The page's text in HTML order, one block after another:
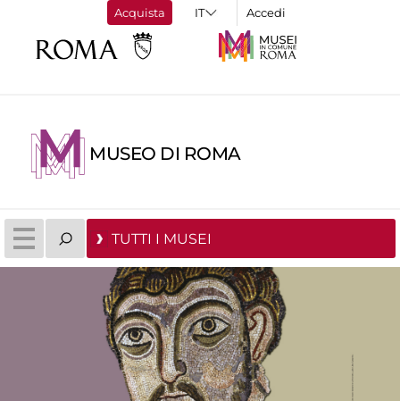
Acquista Accedi
MUSEO DI ROMA
TUTTI I MUSEI